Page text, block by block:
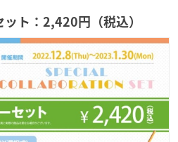
ト：2,420円（税込）